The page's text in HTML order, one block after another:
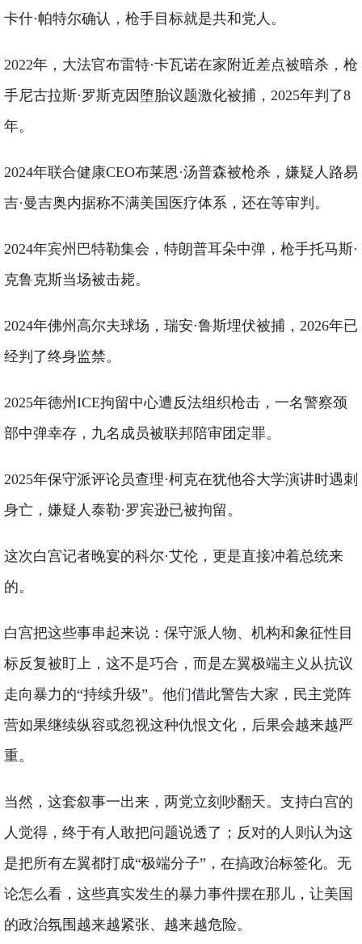
卡什·帕特尔确认，枪手目标就是共和党人。
2022年，大法官布雷特·卡瓦诺在家附近差点被暗杀，枪
手尼古拉斯·罗斯克因堕胎议题激化被捕，2025年判了8
年。
2024年联合健康CEO布莱恩·汤普森被枪杀，嫌疑人路易
吉·曼吉奥内据称不满美国医疗体系，还在等审判。
2024年宾州巴特勒集会，特朗普耳朵中弹，枪手托马斯·
克鲁克斯当场被击毙。
2024年佛州高尔夫球场，瑞安·鲁斯埋伏被捕，2026年已
经判了终身监禁。
2025年德州ICE拘留中心遭反法组织枪击，一名警察颈
部中弹幸存，九名成员被联邦陪审团定罪。
2025年保守派评论员查理·柯克在犹他谷大学演讲时遇刺
身亡，嫌疑人泰勒·罗宾逊已被拘留。
这次白宫记者晚宴的科尔·艾伦，更是直接冲着总统来
的。
白宫把这些事串起来说：保守派人物、机构和象征性目
标反复被盯上，这不是巧合，而是左翼极端主义从抗议
走向暴力的“持续升级”。他们借此警告大家，民主党阵
营如果继续纵容或忽视这种仇恨文化，后果会越来越严
重。
当然，这套叙事一出来，两党立刻吵翻天。支持白宫的
人觉得，终于有人敢把问题说透了；反对的人则认为这
是把所有左翼都打成“极端分子”，在搞政治标签化。无
论怎么看，这些真实发生的暴力事件摆在那儿，让美国
的政治氛围越来越紧张、越来越危险。